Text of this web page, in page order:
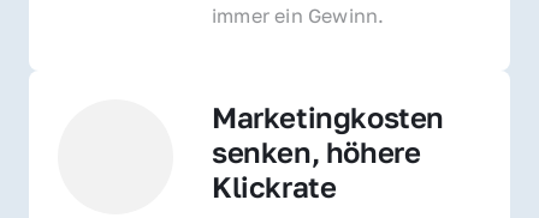
immer ein Gewinn.
Marketingkosten
senken, höhere
Klickrate